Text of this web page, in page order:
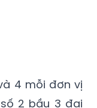
4 mỗi đơn vị
2 bầu 3 đại